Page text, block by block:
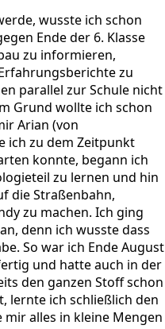
wusste ich schon
Ende der 6. Klasse
zu informieren,
zu
parallel zur Schule nicht
Grund wollte ich schon
Arian (von
ich zu dem Zeitpunkt
konnte, begann ich
zu lernen und hin
die Straßenbahn,
zu machen. Ich ging
denn ich wusste dass
So war ich Ende August
und hatte auch in der
den ganzen Stoff schon
lernte ich schließlich den
alles in kleine Mengen